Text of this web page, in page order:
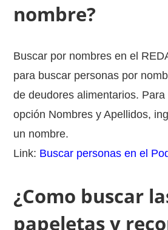
nombre?
Buscar por nombres en el
para buscar personas por
de deudores alimentarios. Para
opción Nombres y Apellidos,
un nombre.
Link: Buscar personas en el
¿Como buscar
papeletas y